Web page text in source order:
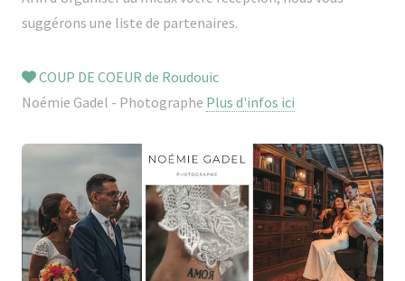
suggérons une liste de partenaires.
COUP DE COEUR de Roudouic
Noémie Gadel - Photographe Plus d'infos ici